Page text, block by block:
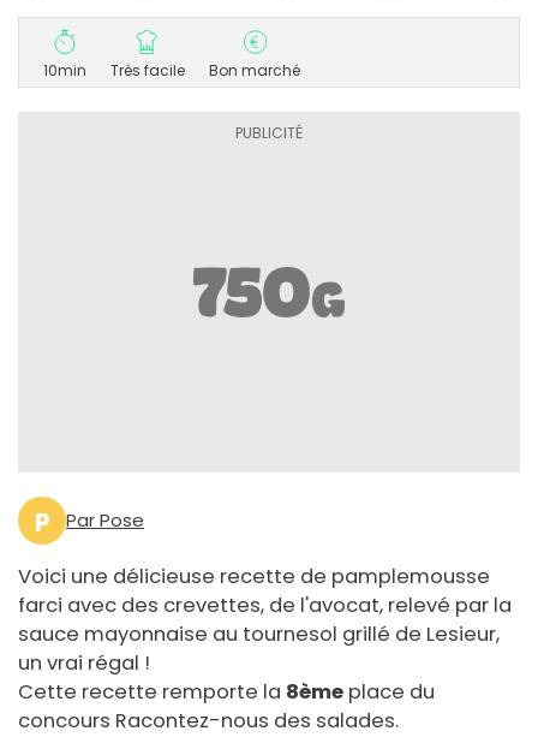
10min Très facile Bon marché
P Par Pose
Voici une délicieuse recette de pamplemousse
farci avec des crevettes, de l'avocat, relevé par la
sauce mayonnaise au tournesol grillé de Lesieur,
un vrai régal !
Cette recette remporte la 8ème place du
concours Racontez-nous des salades.